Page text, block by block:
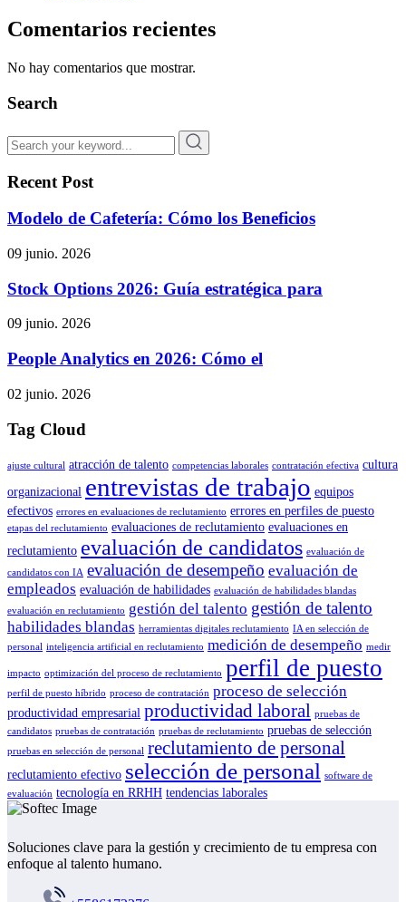
Comentarios recientes
No hay comentarios que mostrar.
Search
Recent Post
Modelo de Cafetería: Cómo los Beneficios
09 junio. 2026
Stock Options 2026: Guía estratégica para
09 junio. 2026
People Analytics en 2026: Cómo el
02 junio. 2026
Tag Cloud
ajuste cultural atracción de talento competencias laborales contratación efectiva cultura
organizacional entrevistas de trabajo equipos
efectivos errores en evaluaciones de reclutamiento errores en perfiles de puesto
etapas del reclutamiento evaluaciones de reclutamiento evaluaciones en
reclutamiento evaluación de candidatos evaluación de
candidatos con IA evaluación de desempeño evaluación de
empleados evaluación de habilidades evaluación de habilidades blandas
evaluación en reclutamiento gestión del talento gestión de talento
habilidades blandas herramientas digitales reclutamiento IA en selección de
personal inteligencia artificial en reclutamiento medición de desempeño medir
impacto optimización del proceso de reclutamiento perfil de puesto
perfil de puesto híbrido proceso de contratación proceso de selección
productividad empresarial productividad laboral
pruebas de
candidatos pruebas de contratación pruebas de reclutamiento pruebas de selección
pruebas en selección de personal reclutamiento de personal
reclutamiento efectivo selección de personal software de
evaluación tecnología en RRHH tendencias laborales
Soluciones clave para la gestión y crecimiento de tu empresa con
enfoque al talento humano.